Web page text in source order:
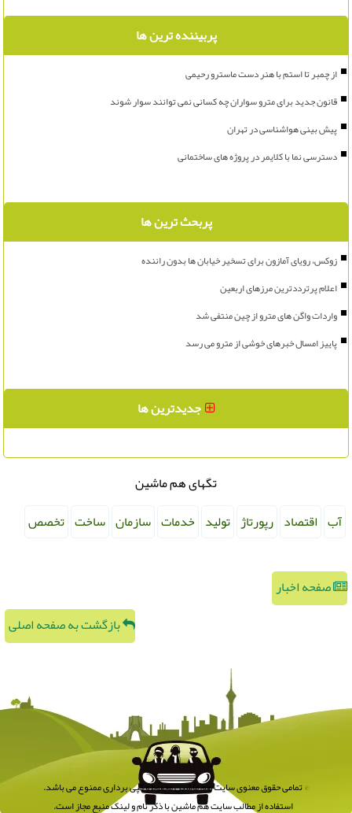
پربیننده ترین ها
از چمبر تا استم با هنر دست ماسترو رحیمی
قانون جدید برای مترو سواران چه کسانی نمی توانند سوار شوند
پیش بینی هواشناسی در تهران
دسترسی نما با کلایمر در پروژه های ساختمانی
پربحث ترین ها
زوکس، رویای آمازون برای تسخیر خیابان ها بدون راننده
اعلام پرترددترین مرزهای اربعین
واردات واگن های مترو از چین منتفی شد
پاییز امسال خبرهای خوشی از مترو می رسد
جدیدترین ها
تگهای هم ماشین
آب
اقتصاد رپورتاژ تولید خدمات سازمان ساخت تخصص
صفحه اخبار
بازگشت به صفحه اصلی
© تمامی حقوق معنوی سایت هم ماشین محفوظ و کپی برداری ممنوع می باشد.
استفاده از مطالب سایت هم ماشین با ذکر نام و لینک منبع مجاز است.